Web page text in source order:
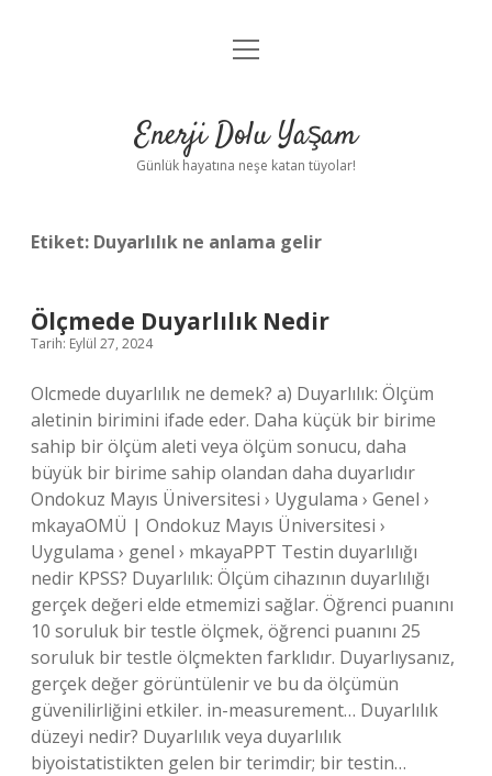
Anasayfa
Yasal Uyarı
menüyü
Enerji Dolu Yaşam
Günlük hayatına neşe katan tüyolar!
Etiket: Duyarlılık ne anlama gelir
Ölçmede Duyarlılık Nedir
Tarih: Eylül 27, 2024
Olcmede duyarlılık ne demek? a) Duyarlılık: Ölçüm
aletinin birimini ifade eder. Daha küçük bir birime
sahip bir ölçüm aleti veya ölçüm sonucu, daha
büyük bir birime sahip olandan daha duyarlıdır
Ondokuz Mayıs Üniversitesi › Uygulama › Genel ›
mkayaOMÜ | Ondokuz Mayıs Üniversitesi ›
Uygulama › genel › mkayaPPT Testin duyarlılığı
nedir KPSS? Duyarlılık: Ölçüm cihazının duyarlılığı
gerçek değeri elde etmemizi sağlar. Öğrenci puanını
10 soruluk bir testle ölçmek, öğrenci puanını 25
soruluk bir testle ölçmekten farklıdır. Duyarlıysanız,
gerçek değer görüntülenir ve bu da ölçümün
güvenilirliğini etkiler. in-measurement… Duyarlılık
düzeyi nedir? Duyarlılık veya duyarlılık
biyoistatistikten gelen bir terimdir; bir testin…